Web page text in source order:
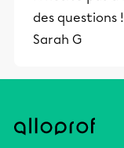
des questions !
Sarah G